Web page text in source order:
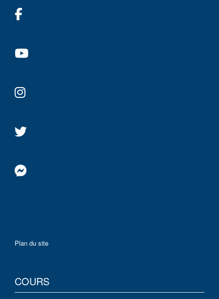
Plan du site
COURS